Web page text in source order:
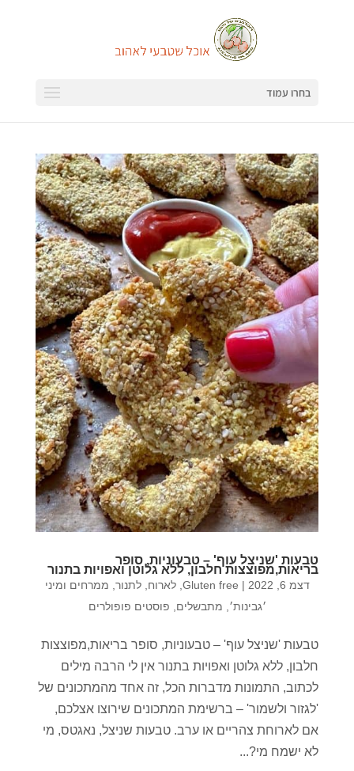
בחרו עמוד
טבעות 'שניצל עוף' – טבעוניות, סופר
בריאות,מפוצצות חלבון, ללא גלוטן ואפויות בתנור
דצמ 6, 2022 |
Gluten free
,לארוח ,לתנור ממרחים ומיני
׳גבינות׳
מתבשלים פוסטים פופולרים
טבעות 'שניצל עוף' – טבעוניות, סופר בריאות,מפוצצות
חלבון, ללא גלוטן ואפויות בתנור אין לי הרבה מילים
לכתוב, התמונות מדברות הכל, זה אחד מהמתכונים של
'לגזור ולשמור' – ברשימת המתכונים שירוצו אצלכם,
אם לארוחת צהריים או ערב. טבעות שניצל, נאגטס, מי
לא ישמח מי?...